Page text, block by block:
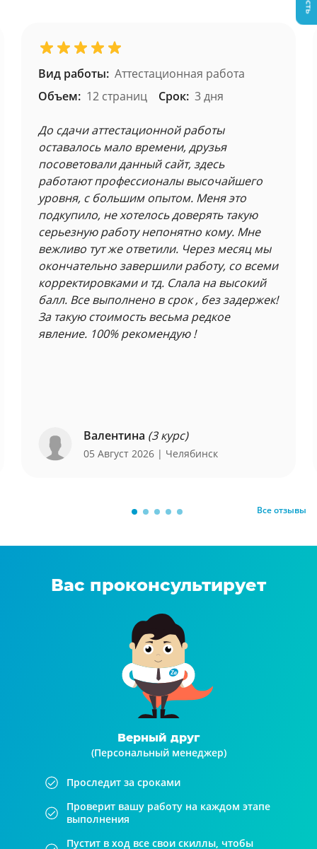
Вид работы: Аттестационная работа
Объем: 12 страниц Срок: 3 дня
До сдачи аттестационной работы
оставалось мало времени, друзья
посоветовали данный сайт, здесь
работают профессионалы высочайшего
уровня, с большим опытом. Меня это
подкупило, не хотелось доверять такую
серьезную работу непонятно кому. Мне
вежливо тут же ответили. Через месяц мы
окончательно завершили работу, со всеми
корректировками и тд. Слала на высокий
балл. Все выполнено в срок , без задержек!
За такую стоимость весьма редкое
явление. 100% рекомендую !
Валентина (3 курс)
05 Август 2026 | Челябинск
Все отзывы
Вас проконсультирует
Верный друг
(Персональный менеджер)
Проследит за сроками
Проверит вашу работу на каждом этапе
выполнения
Пустит в ход все свои скиллы, чтобы